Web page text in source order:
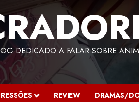
DEDICADO A FALAR SOBRE
REVIEW DRAMAS/